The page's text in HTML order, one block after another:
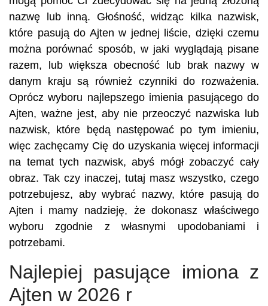
nazwę lub inną. Głośność, widząc kilka nazwisk,
które pasują do Ajten w jednej liście, dzięki czemu
można porównać sposób, w jaki wyglądają pisane
razem, lub większa obecność lub brak nazwy w
danym kraju są również czynniki do rozważenia.
Oprócz wyboru najlepszego imienia pasującego do
Ajten, ważne jest, aby nie przeoczyć nazwiska lub
nazwisk, które będą następować po tym imieniu,
więc zachęcamy Cię do uzyskania więcej informacji
na temat tych nazwisk, abyś mógł zobaczyć cały
obraz. Tak czy inaczej, tutaj masz wszystko, czego
potrzebujesz, aby wybrać nazwy, które pasują do
Ajten i mamy nadzieję, że dokonasz właściwego
wyboru zgodnie z własnymi upodobaniami i
potrzebami.
Najlepiej pasujące imiona z
Ajten w 2026 r